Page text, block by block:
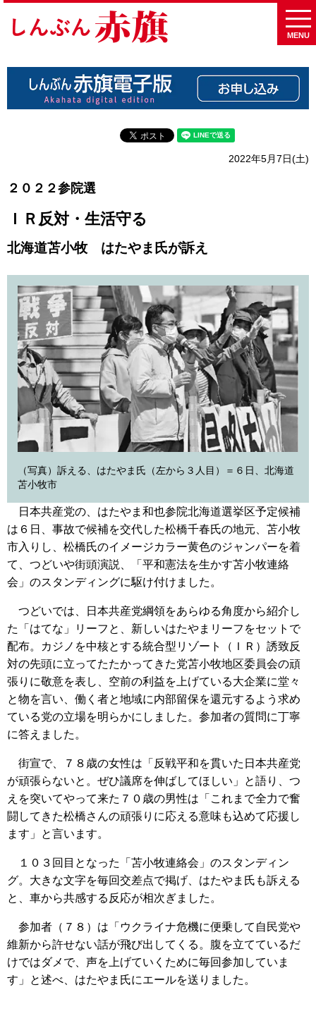
MENU
2022年5月7日(土)
２０２２参院選
ＩＲ反対・生活守る
北海道苫小牧 はたやま氏が訴え
（写真）訴える、はたやま氏（左から３人目）＝６日、北海道
苫小牧市
日本共産党の、はたやま和也参院北海道選挙区予定候補
は６日、事故で候補を交代した松橋千春氏の地元、苫小牧
市入りし、松橋氏のイメージカラー黄色のジャンパーを着
て、つどいや街頭演説、「平和憲法を生かす苫小牧連絡
会」のスタンディングに駆け付けました。
つどいでは、日本共産党綱領をあらゆる角度から紹介し
た「はてな」リーフと、新しいはたやまリーフをセットで
配布。カジノを中核とする統合型リゾート（ＩＲ）誘致反
対の先頭に立ってたたかってきた党苫小牧地区委員会の頑
張りに敬意を表し、空前の利益を上げている大企業に堂々
と物を言い、働く者と地域に内部留保を還元するよう求め
ている党の立場を明らかにしました。参加者の質問に丁寧
に答えました。
街宣で、７８歳の女性は「反戦平和を貫いた日本共産党
が頑張らないと。ぜひ議席を伸ばしてほしい」と語り、つ
えを突いてやって来た７０歳の男性は「これまで全力で奮
闘してきた松橋さんの頑張りに応える意味も込めて応援し
ます」と言います。
１０３回目となった「苫小牧連絡会」のスタンディン
グ。大きな文字を毎回交差点で掲げ、はたやま氏も訴える
と、車から共感する反応が相次ぎました。
参加者（７８）は「ウクライナ危機に便乗して自民党や
維新から許せない話が飛び出してくる。腹を立てているだ
けではダメで、声を上げていくために毎回参加していま
す」と述べ、はたやま氏にエールを送りました。